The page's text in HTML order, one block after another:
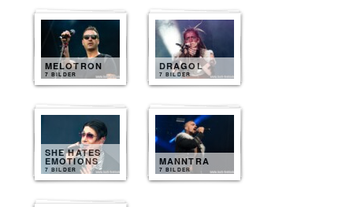
MELOTRON
7 BILDER
DRAGOL
7 BILDER
SHE HATES
EMOTIONS
7 BILDER
MANNTRA
7 BILDER